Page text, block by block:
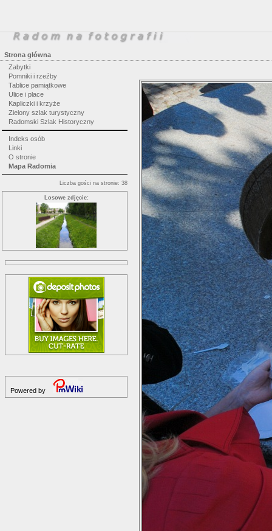
Strona główna
Zabytki
Pomniki i rzeźby
Tablice pamiątkowe
Ulice i place
Kapliczki i krzyże
Zielony szlak turystyczny
Radomski Szlak Historyczny
Indeks osób
Linki
O stronie
Mapa Radomia
Liczba gości na stronie: 38
Losowe zdjęcie:
Powered by